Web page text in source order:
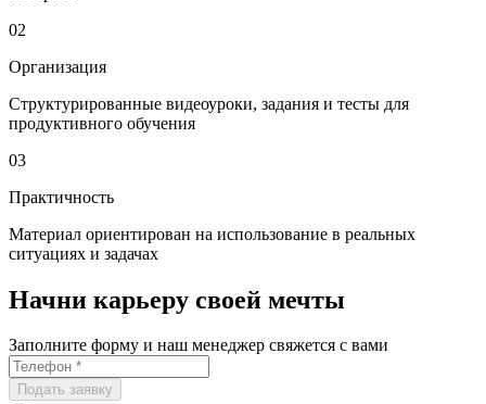
02
Организация
Структурированные видеоуроки, задания и тесты для
продуктивного обучения
03
Практичность
Материал ориентирован на использование в реальных
ситуациях и задачах
Начни карьеру своей мечты
Заполните форму и наш менеджер свяжется с вами
Подать заявку